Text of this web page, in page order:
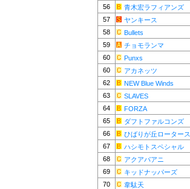
56
青木宏ラフィアンズ
57
ヤンキース
58
Bullets
59
チョモランマ
60
Punxs
60
アカネッツ
62
NEW Blue Winds
63
SLAVES
64
FORZA
65
ダフトファルコンズ
66
ひばりが丘ロータース
67
ハシモトスペシャル
68
アクアパアニ
69
キッドナッパーズ
70
韋駄天